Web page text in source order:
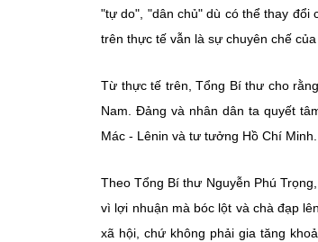
"tự do", "dân chủ" dù có thể thay đổi
trên thực tế vẫn là sự chuyên chế
Từ thực tế trên, Tổng Bí thư cho
Nam. Đảng và nhân dân ta quyết
Mác - Lênin và tư tưởng Hồ Chí Minh.
Theo Tổng Bí thư Nguyễn Phú
vì lợi nhuận mà bóc lột và chà đạp
xã hội, chứ không phải gia tăng